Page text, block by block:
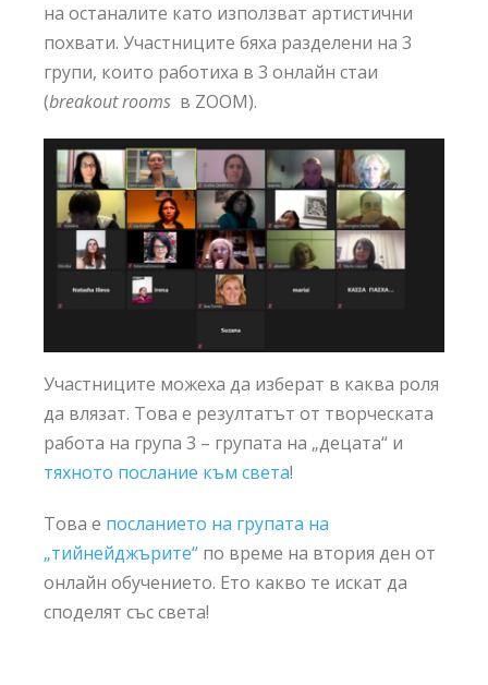
на останалите като използват артистични
похвати. Участниците бяха разделени на 3
групи, които работиха в 3 онлайн стаи
(breakout rooms в ZOOM).
Участниците можеха да изберат в каква роля
да влязат. Това е резултатът от творческата
работа на група 3 – групата на „децата“ и
тяхното послание към света!
Това е посланието на групата на
„тийнейджърите“ по време на втория ден от
онлайн обучението. Ето какво те искат да
споделят със света!